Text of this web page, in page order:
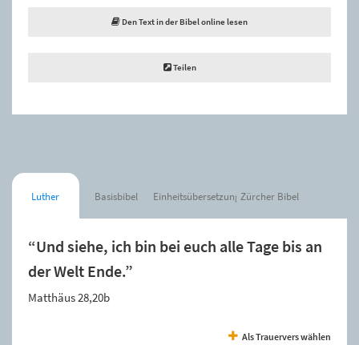
Den Text in der Bibel online lesen
Teilen
Luther Basisbibel Einheitsübersetzung Zürcher Bibel
“Und siehe, ich bin bei euch alle Tage bis an
der Welt Ende.”
Matthäus 28,20b
Als Trauervers wählen